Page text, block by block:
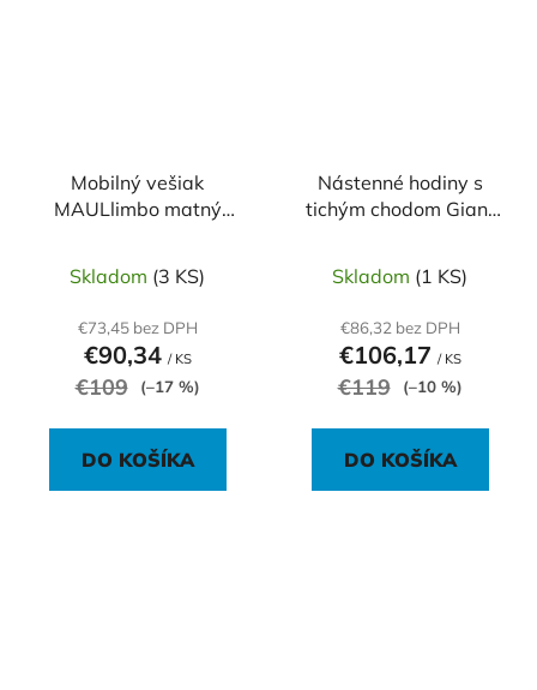
Mobilný vešiak
MAULlimbo matný
Skladom (3 KS)
€73,45 bez DPH
€90,34 / KS
€109 (–17 %)
DO KOŠÍKA
Nástenné hodiny s
tichým chodom Giant
Skladom (1 KS)
€86,32 bez DPH
€106,17 / KS
€119 (–10 %)
DO KOŠÍKA